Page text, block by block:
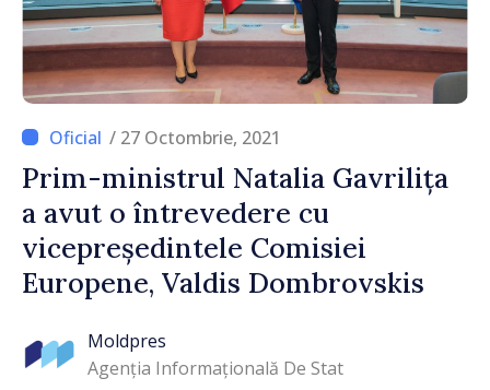
/ 27 Octombrie, 2021
Prim-ministrul Natalia Gavrilița
a avut o întrevedere cu
vicepreședintele Comisiei
Europene, Valdis Dombrovskis
Moldpres
Agenția Informațională De Stat